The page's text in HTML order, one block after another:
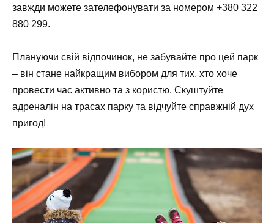
завжди можете зателефонувати за номером +380 322
880 299.
Плануючи свій відпочинок, не забувайте про цей парк
– він стане найкращим вибором для тих, хто хоче
провести час активно та з користю. Скуштуйте
адреналін на трасах парку та відчуйте справжній дух
пригод!